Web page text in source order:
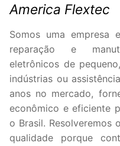
America Flextec
Somos uma empresa
reparação e
eletrônicos de
indústrias ou
anos no mercado,
econômico e eficiente
o Brasil. Resolveremos
qualidade porque